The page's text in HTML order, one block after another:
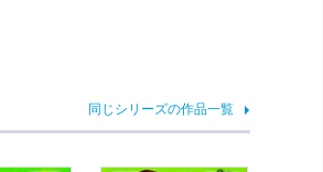
同じシリーズの作品一覧